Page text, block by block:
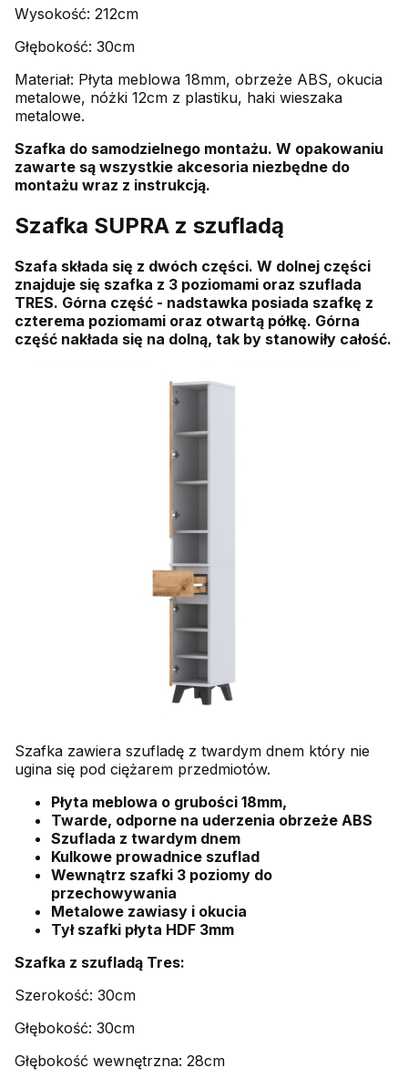
Wysokość: 212cm
Głębokość: 30cm
Materiał: Płyta meblowa 18mm, obrzeże ABS, okucia
metalowe, nóżki 12cm z plastiku, haki wieszaka
metalowe.
Szafka do samodzielnego montażu. W opakowaniu
zawarte są wszystkie akcesoria niezbędne do
montażu wraz z instrukcją.
Szafka SUPRA z szufladą
Szafa składa się z dwóch części. W dolnej części
znajduje się szafka z 3 poziomami oraz szuflada
TRES. Górna część - nadstawka posiada szafkę z
czterema poziomami oraz otwartą półkę. Górna
część nakłada się na dolną, tak by stanowiły całość.
Szafka zawiera szufladę z twardym dnem który nie
ugina się pod ciężarem przedmiotów.
Płyta meblowa o grubości 18mm,
Twarde, odporne na uderzenia obrzeże ABS
Szuflada z twardym dnem
Kulkowe prowadnice szuflad
Wewnątrz szafki 3 poziomy do
przechowywania
Metalowe zawiasy i okucia
Tył szafki płyta HDF 3mm
Szafka z szufladą Tres:
Szerokość: 30cm
Głębokość: 30cm
Głębokość wewnętrzna: 28cm